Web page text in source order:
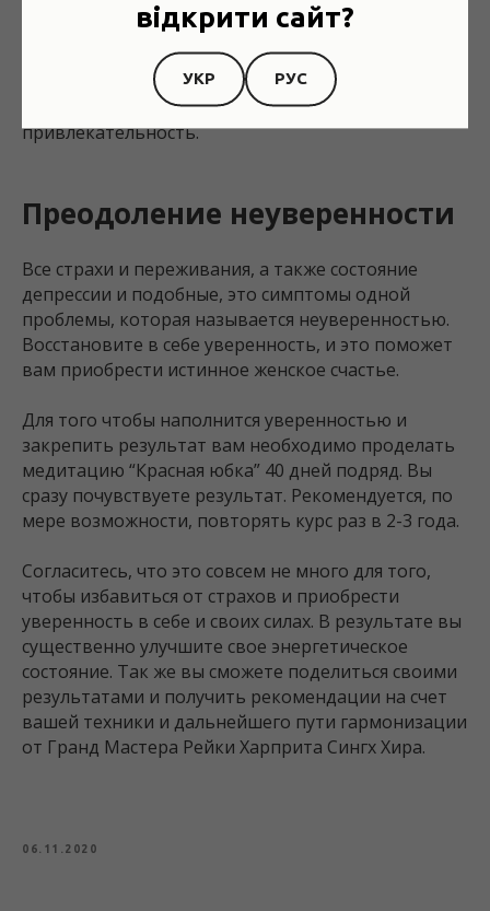
энергию у своего окружения, в том числе и у мужа.
А уверенная женщина заряжает своей энергией и
своей уверенностью все свое окружение. На
Востоке говорят, что женщина каждые сорок дней
должна менять свой облик, чтобы не терять свою
привлекательность.
Преодоление неуверенности
Все страхи и переживания, а также состояние
депрессии и подобные, это симптомы одной
проблемы, которая называется неуверенностью.
Восстановите в себе уверенность, и это поможет
вам приобрести истинное женское счастье.
Для того чтобы наполнится уверенностью и
закрепить результат вам необходимо проделать
медитацию “Красная юбка” 40 дней подряд. Вы
сразу почувствуете результат. Рекомендуется, по
мере возможности, повторять курс раз в 2-3 года.
Согласитесь, что это совсем не много для того,
чтобы избавиться от страхов и приобрести
уверенность в себе и своих силах. В результате вы
существенно улучшите свое энергетическое
состояние. Так же вы сможете поделиться своими
результатами и получить рекомендации на счет
вашей техники и дальнейшего пути гармонизации
от Гранд Мастера Рейки Харприта Сингх Хира.
06.11.2020
відкрити сайт?
УКР РУС